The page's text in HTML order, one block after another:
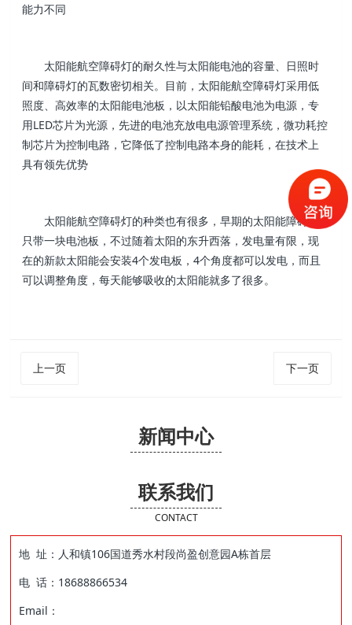
能力不同
太阳能航空障碍灯的耐久性与太阳能电池的容量、日照时
间和障碍灯的瓦数密切相关。目前，太阳能航空障碍灯采用低
照度、高效率的太阳能电池板，以太阳能铅酸电池为电源，专
用LED芯片为光源，先进的电池充放电电源管理系统，微功耗控
制芯片为控制电路，它降低了控制电路本身的能耗，在技术上
具有领先优势
太阳能航空障碍灯的种类也有很多，早期的太阳能障碍灯
只带一块电池板，不过随着太阳的东升西落，发电量有限，现
在的新款太阳能会安装4个发电板，4个角度都可以发电，而且
可以调整角度，每天能够吸收的太阳能就多了很多。
上一页 下一页
新闻中心
联系我们
CONTACT
地 址：人和镇106国道秀水村段尚盈创意园A栋首层
电 话：18688866534
Email：